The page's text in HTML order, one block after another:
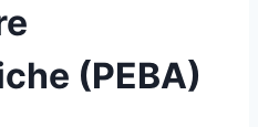
(PEBA)